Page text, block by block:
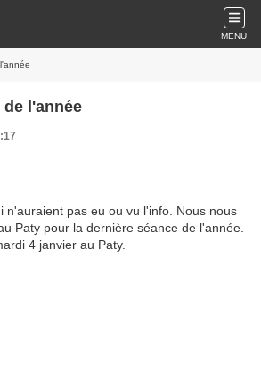
MENU
de l'année
n'auraient pas eu ou vu l'info. Nous nous
Paty pour la dernière séance de l'année.
4 janvier au Paty.